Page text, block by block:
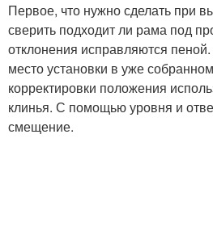
Первое, что нужно сделать при
сверить подходит ли рама под
отклонения исправляются
место установки в уже
корректировки положения
клинья. С помощью уровня и
смещение.